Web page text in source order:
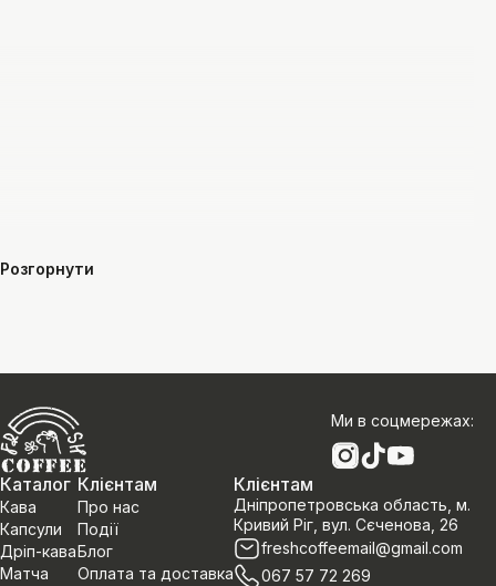
Розгорнути
Ми в соцмережах:
Каталог
Кава
Капсули
Дріп-кава
Матча
Клієнтам
Про нас
Події
Блог
Оплата та доставка
Клієнтам
Дніпропетровська область, м.
Кривий Ріг, вул. Сєченова, 26
freshcoffeemail@gmail.com
067 57 72 269